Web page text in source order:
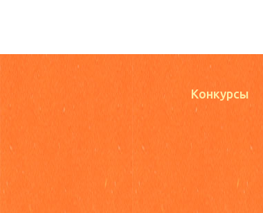
Конкурсы